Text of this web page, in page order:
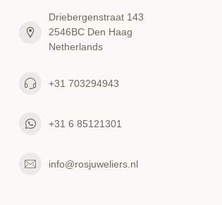
Driebergenstraat 143
2546BC Den Haag
Netherlands
+31 703294943
+31 6 85121301
info@rosjuweliers.nl